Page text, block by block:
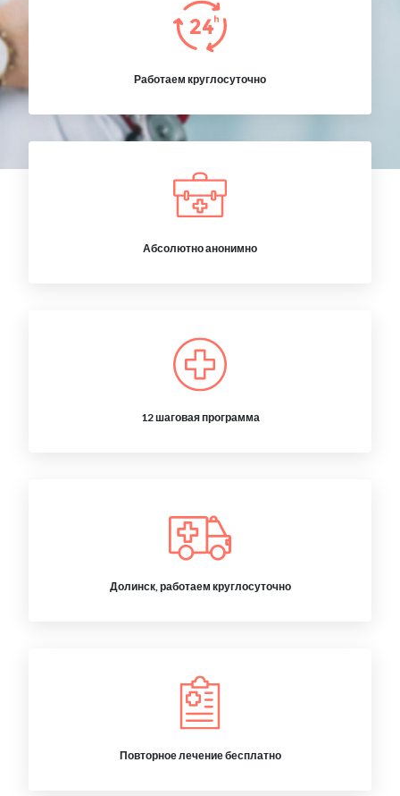
Работаем круглосуточно
Абсолютно анонимно
12 шаговая программа
Долинск, работаем круглосуточно
Повторное лечение бесплатно